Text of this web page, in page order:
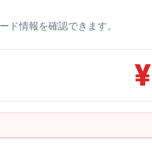
ド情報を確認できます。
¥